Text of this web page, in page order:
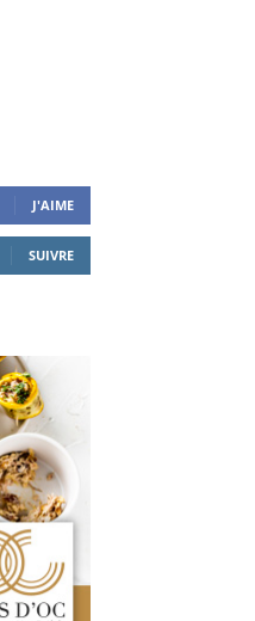
J'AIME
SUIVRE